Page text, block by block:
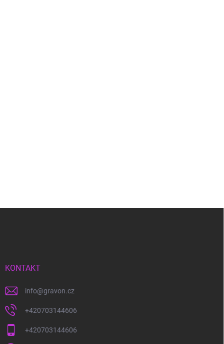
KONTAKT
info@gravon.cz
+420703144606
+420703144606